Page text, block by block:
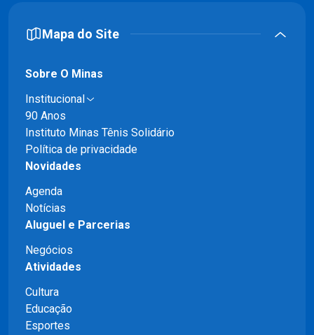
Mapa do Site
Sobre O Minas
Institucional
90 Anos
Instituto Minas Tênis Solidário
Política de privacidade
Novidades
Agenda
Notícias
Aluguel e Parcerias
Negócios
Atividades
Cultura
Educação
Esportes